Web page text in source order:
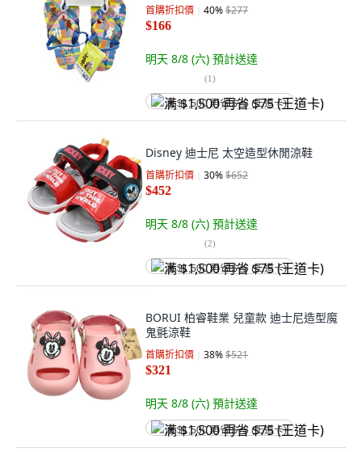
首購折扣價 40%$277
$166
明天 8/8 (六) 預計送達
(1)
满 $1,500 再省 $75 (王道卡)
Disney 迪士尼 太空造型休閒涼鞋
首購折扣價 30%$652
$452
明天 8/8 (六) 預計送達
(2)
满 $1,500 再省 $75 (王道卡)
BORUI 柏睿鞋業 兒童款 迪士尼造型魔
鬼氈涼鞋
首購折扣價 38%$521
$321
明天 8/8 (六) 預計送達
满 $1,500 再省 $75 (王道卡)